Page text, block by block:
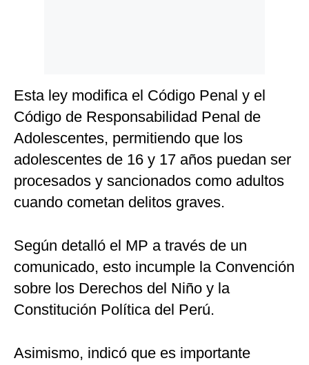
Esta ley modifica el Código Penal y el
Código de Responsabilidad Penal de
Adolescentes, permitiendo que los
adolescentes de 16 y 17 años puedan ser
procesados y sancionados como adultos
cuando cometan delitos graves.
Según detalló el MP a través de un
comunicado, esto incumple la Convención
sobre los Derechos del Niño y la
Constitución Política del Perú.
Asimismo, indicó que es importante